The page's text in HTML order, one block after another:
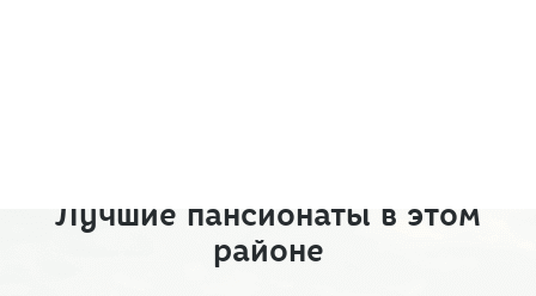
Лучшие пансионаты в этом
районе